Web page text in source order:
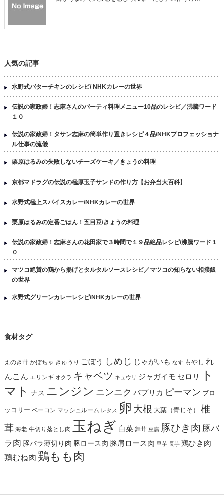
人気の記事
水野式バターチキンのレシピ/ NHKカレーの世界
伝説の家政婦！志麻さんのパーティ料理メニュー10品のレシピ／沸騰ワード
１０
伝説の家政婦！タサン志麻の簡単作り置きレシピ４品/NHKプロフェッショナ
ル仕事の流儀
栗原はるみの失敗しないチーズケーキ／きょうの料理
京都マドラグの伝説の極厚玉子サンドの作り方【お弁当大百科】
水野式極上スパイスカレー/NHKカレーの世界
栗原はるみの定番ごはん！五目豆/きょうの料理
伝説の家政婦！志麻さんの花田家で３時間で１９品絶品レシピ/沸騰ワード１
０
マツコ絶賛の鶏から揚げとタルタルソースレシピ／マツコの知らない相撲飯
の世界
水野式グリーンカレーレシピ/NHKカレーの世界
食材タグ
えのき茸 かぼちゃ きゅうり ごぼう しめじ じゃがいも なす もやし れ
んこん エリンギ オクラ キャベツ キュウリ ジャガイモ セロリ
ト
マト
ナス ニンジン ニンニク パプリカ ピーマン ブロ
ッコリー ベーコン マッシュルーム レタス 卵 大根 大葉（青じそ）
椎
茸 海老 牛切り落とし肉 玉ねぎ 白菜 舞茸 豆腐 豚ひき肉 豚バ
ラ肉 豚バラ薄切り肉 豚ロース肉 豚肩ロース肉 里芋 長芋 鶏ひき肉
鶏むね肉 鶏もも肉